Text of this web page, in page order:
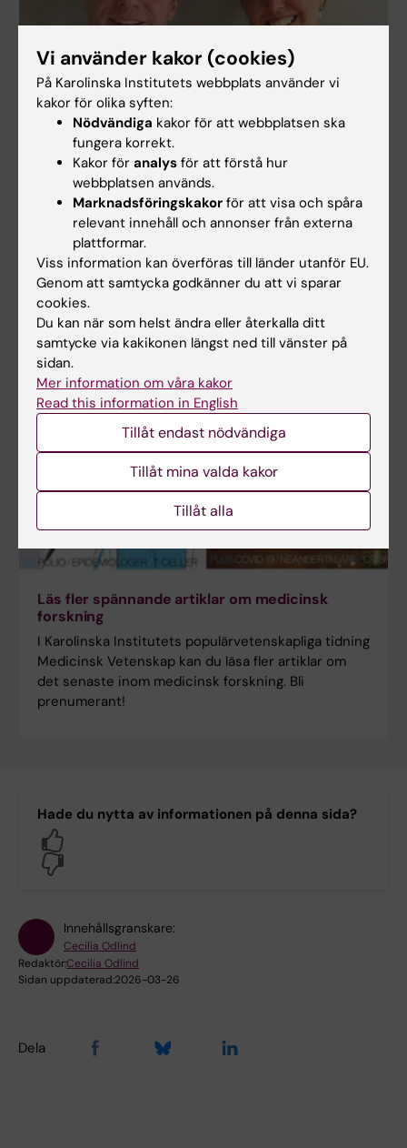
Tvillingforskning om arv och miljö
I princip alla våra egenskaper påverkas av genetiska
faktorer. Hör Patrik Magnusson, forskare och chef
för Svenska Tvillingregistret berätta vad tvillingar
kan lära oss om arv och miljö.
Läs fler spännande artiklar om medicinsk
forskning
I Karolinska Institutets populärvetenskapliga tidning
Medicinsk Vetenskap kan du läsa fler artiklar om
det senaste inom medicinsk forskning. Bli
prenumerant!
Hade du nytta av informationen på denna sida?
Innehållsgranskare:
Cecilia Odlind
Redaktör:Cecilia Odlind
Sidan uppdaterad:2026-03-26
Dela
Vi använder kakor (cookies)
På Karolinska Institutets webbplats använder vi
kakor för olika syften:
Nödvändiga kakor för att webbplatsen ska
fungera korrekt.
Kakor för analys för att förstå hur
webbplatsen används.
Marknadsföringskakor för att visa och spåra
relevant innehåll och annonser från externa
plattformar.
Viss information kan överföras till länder utanför EU.
Genom att samtycka godkänner du att vi sparar
cookies.
Du kan när som helst ändra eller återkalla ditt
samtycke via kakikonen längst ned till vänster på
sidan.
Mer information om våra kakor
Read this information in English
Tillåt endast nödvändiga
Tillåt mina valda kakor
Tillåt alla